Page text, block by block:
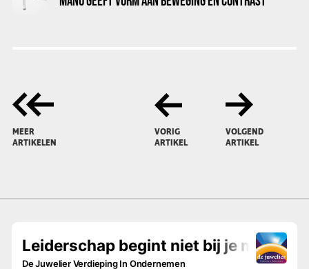
MEER
ARTIKELEN
VORIG
ARTIKEL
VOLGEND
ARTIKEL